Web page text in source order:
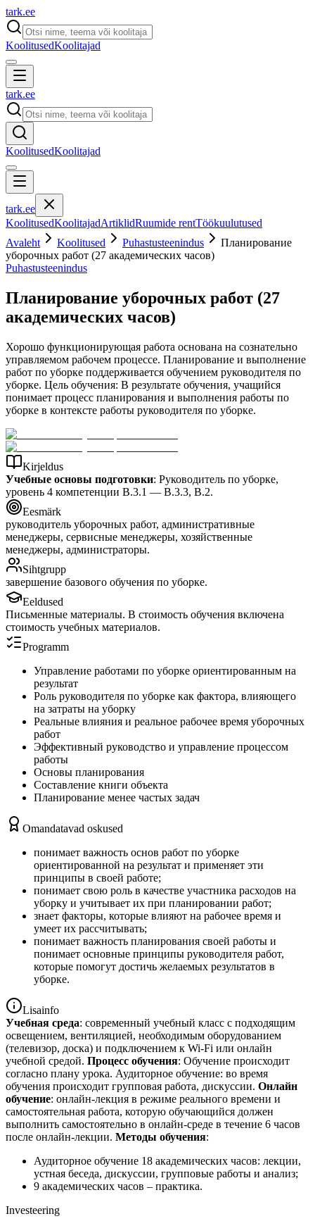
tark.ee
KoolitusedKoolitajad
tark.ee
KoolitusedKoolitajad
tark.ee
KoolitusedKoolitajadArtiklidRuumide rentTöökuulutused
Avaleht
Koolitused Puhastusteenindus
Планирование
уборочных работ (27 академических часов)
Puhastusteenindus
Планирование уборочных работ (27
академических часов)
Хорошо функционирующая работа основана на сознательно
управляемом рабочем процессе. Планирование и выполнение
работ по уборке поддерживается обучением руководителя по
уборке. Цель обучения: В результате обучения, учащийся
понимает процесс планирования и выполнения работы по
уборке в контексте работы руководителя по уборке.
Kirjeldus
Учебные основы подготовки: Руководитель по уборке,
уровень 4 компетенции B.3.1 — B.3.3, B.2.
Eesmärk
руководитель уборочных работ, административные
менеджеры, сервисные менеджеры, хозяйственные
менеджеры, администраторы.
Sihtgrupp
завершение базового обучения по уборке.
Eeldused
Письменные материалы. В стоимость обучения включена
стоимость учебных материалов.
Programm
Управление работами по уборке ориентированным на
результат
Роль руководителя по уборке как фактора, влияющего
на затраты на уборку
Реальные влияния и реальное рабочее время уборочных
работ
Эффективный руководство и управление процессом
работы
Основы планирования
Составление книги объекта
Планирование менее частых задач
Omandatavad oskused
понимает важность основ работ по уборке
ориентированной на результат и применяет эти
принципы в своей работе;
понимает свою роль в качестве участника расходов на
уборку и учитывает их при планировании работ;
знает факторы, которые влияют на рабочее время и
умеет их рассчитывать;
понимает важность планирования своей работы и
понимает основные принципы руководителя работ,
которые помогут достичь желаемых результатов в
уборке.
Lisainfo
Учебная среда: современный учебный класс с подходящим
освещением, вентиляцией, необходимым оборудованием
(телевизор, доска) и подключением к Wi-Fi или онлайн
учебной средой. Процесс обучения: Обучение происходит
согласно плану урока. Аудиторное обучение: во время
обучения происходит групповая работа, дискуссии. Онлайн
обучение: онлайн-лекция в режиме реального времени и
самостоятельная работа, которую обучающийся должен
выполнить самостоятельно в онлайн-среде в течение 6 часов
после онлайн-лекции. Методы обучения:
Аудиторное обучение 18 академических часов: лекции,
устная беседа, дискуссии, групповые работы и анализ;
9 академических часов – практика.
Investeering